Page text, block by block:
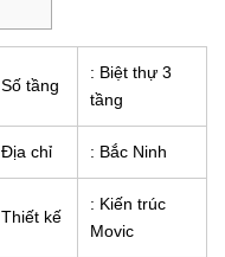
Số tầng
: Biệt thự 3
tầng
Địa chỉ : Bắc Ninh
Thiết kế
: Kiến trúc
Movic